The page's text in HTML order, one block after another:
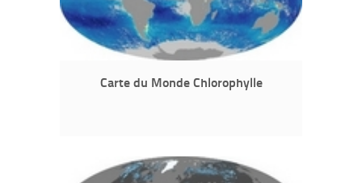
Carte du Monde Chlorophylle